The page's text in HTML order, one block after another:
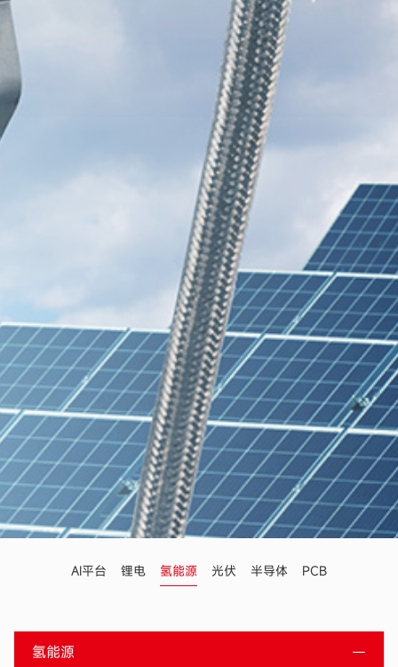
AI平台 锂电 氢能源 光伏 半导体 PCB
氢能源